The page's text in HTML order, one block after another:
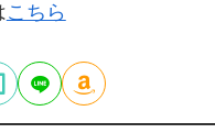
こちら